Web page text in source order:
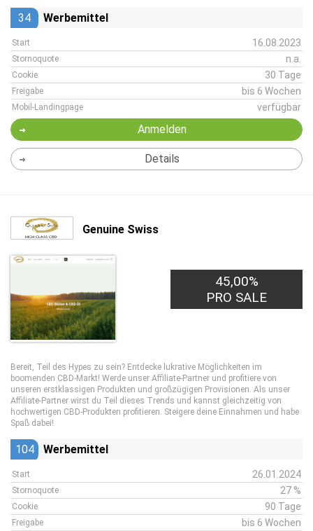
34 Werbemittel
Start 16.08.2023
Stornoquote n.a.
Cookie 30 Tage
Freigabe bis 6 Wochen
Mobil-Landingpage verfügbar
Anmelden
Details
Genuine Swiss
45,00%
PRO SALE
Bereit, Teil des Hypes zu sein? Entdecke lukrative Möglichkeiten im
boomenden CBD-Markt! Werde unser Affiliate-Partner und profitiere von
unseren erstklassigen Produkten und großzügigen Provisionen. Als unser
Affiliate-Partner wirst du Teil dieses Trends und kannst gleichzeitig von
hochwertigen CBD-Produkten profitieren. Steigere deine Einnahmen und habe
Spaß dabei!
104 Werbemittel
Start 26.01.2024
Stornoquote 27 %
Cookie 90 Tage
Freigabe bis 6 Wochen